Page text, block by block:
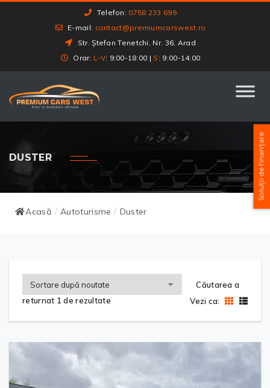
Telefon: 0758 233 699
E-mail: contact@premiumcarswest.ro
Str. Ștefan Tenetchi, Nr. 36, Arad
Orar: L-V: 9:00-18:00 | S : 9:00-14:00
DUSTER
Acasă / Autoturisme / Duster
Căutarea a
returnat 1 de rezultate
Vezi ca:
Soluții de finanțare